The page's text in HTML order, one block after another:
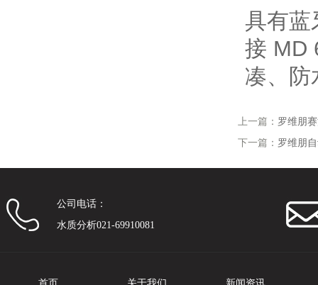
具有蓝
接 MD
凑、防
上一篇： 罗维朋
下一篇： 罗维朋
公司电话：
水质分析021-69910081